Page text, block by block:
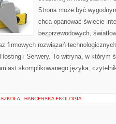
Strona może być
chcą opanować świecie
bezprzewodowych,
firmowych rozwiązań
i Serwery. To witryna, w którym
skomplikowanego języka,
I HARCERSKA EKOLOGIA